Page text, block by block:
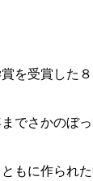
を受賞した
でさかのぼ
もに作られ